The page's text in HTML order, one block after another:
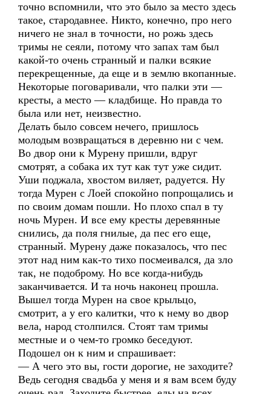
точно вспомнили, что это было за место здесь
такое, стародавнее. Никто, конечно, про него
ничего не знал в точности, но рожь здесь
тримы не сеяли, потому что запах там был
какой-то очень странный и палки всякие
перекрещенные, да еще и в землю вкопанные.
Некоторые поговаривали, что палки эти —
кресты, а место — кладбище. Но правда то
была или нет, неизвестно.
Делать было совсем нечего, пришлось
молодым возвращаться в деревню ни с чем.
Во двор они к Мурену пришли, вдруг
смотрят, а собака их тут как тут уже сидит.
Уши поджала, хвостом виляет, радуется. Ну
тогда Мурен с Лоей спокойно попрощались и
по своим домам пошли. Но плохо спал в ту
ночь Мурен. И все ему кресты деревянные
снились, да поля гнилые, да пес его еще,
странный. Мурену даже показалось, что пес
этот над ним как-то тихо посмеивался, да зло
так, не подоброму. Но все когда-нибудь
заканчивается. И та ночь наконец прошла.
Вышел тогда Мурен на свое крыльцо,
смотрит, а у его калитки, что к нему во двор
вела, народ столпился. Стоят там тримы
местные и о чем-то громко беседуют.
Подошел он к ним и спрашивает:
— А чего это вы, гости дорогие, не заходите?
Ведь сегодня свадьба у меня и я вам всем буду